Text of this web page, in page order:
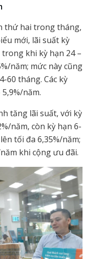
thứ hai trong tháng,
mới, lãi suất kỳ
trong khi kỳ hạn 24 –
năm; mức này cũng
60 tháng. Các kỳ
năm.
tăng lãi suất, với kỳ
năm, còn kỳ hạn 6-
tối đa 6,35%/năm;
khi cộng ưu đãi.